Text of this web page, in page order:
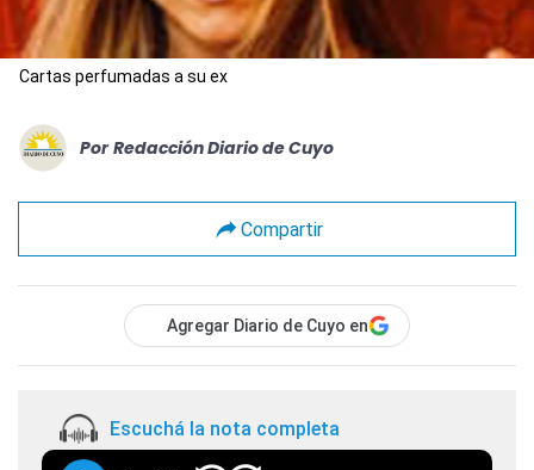
Cartas perfumadas a su ex
Por Redacción Diario de Cuyo
Compartir
Agregar Diario de Cuyo en
Escuchá la nota completa